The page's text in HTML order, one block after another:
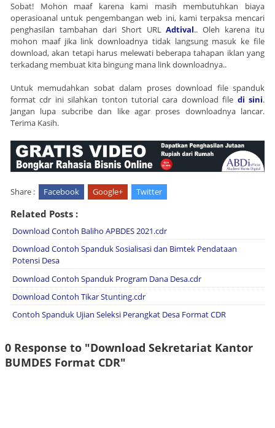
Sobat! Mohon maaf karena kami masih membutuhkan biaya
operasioanal untuk pengembangan web ini, kami terpaksa mencari
penghasilan tambahan dari Short URLAdtival.. Oleh karena itu
mohon maaf jika link downloadnya tidak langsung masuk ke file
download, akan tetapi harus melewati beberapa tahapan iklan yang
terkadang membuat kita bingung mana link downloadnya..
Untuk memudahkan sobat dalam proses download file spanduk
format cdr ini silahkan tonton tutorial cara download file di sini.
Jangan lupa subcribe dan like agar proses downloadnya lancar.
Terima Kasih.
Share : Facebook Google+ Twitter
Related Posts :
Download Contoh Baliho APBDES 2021.cdr
Download Contoh Spanduk Sosialisasi dan Bimtek Pendataan
Potensi Desa
Download Contoh Spanduk Program Dana Desa.cdr
Download Contoh Tikar Stunting.cdr
Contoh Spanduk Ujian Seleksi Perangkat Desa Format CDR
0 Response to "Download Sekretariat Kantor
BUMDES Format CDR"